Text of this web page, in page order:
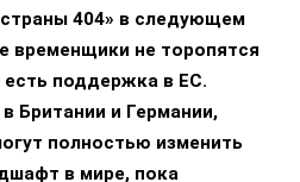
404» в следующем
временщики не торопятся
поддержка в ЕС.
Британии и Германии,
полностью изменить
в мире, пока